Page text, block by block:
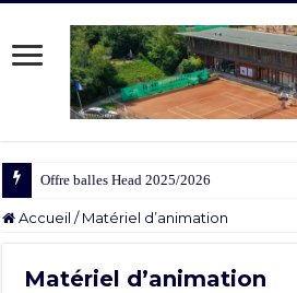
Offre balles Head 2025/2026
Accueil / Matériel d’animation
Matériel d’animation